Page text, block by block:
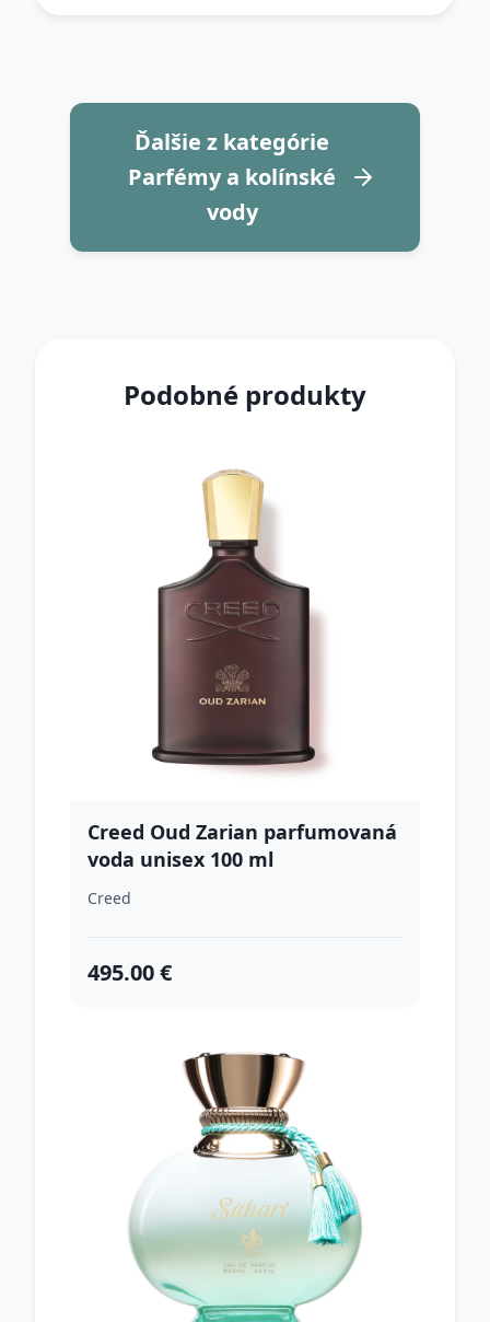
Ďalšie z kategórie
Parfémy a kolínské
vody
Podobné produkty
Creed Oud Zarian parfumovaná
voda unisex 100 ml
Creed
495.00 €